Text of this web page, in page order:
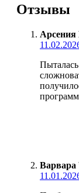
Отзывы
Варвара